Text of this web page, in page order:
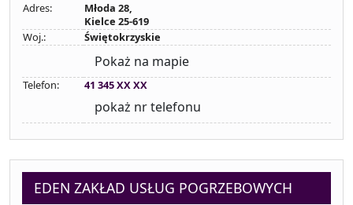
Adres:
Młoda 28,
Kielce 25-619
Woj.:
Świętokrzyskie
Pokaż na mapie
Telefon: 41 345 XX XX
pokaż nr telefonu
EDEN ZAKŁAD USŁUG POGRZEBOWYCH